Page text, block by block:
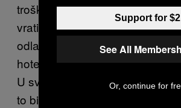
troškove života, kupim neke
vratim dugove. Retki lepi
odlasci na bazen koji je bio na
hotela u centru grada, negde
U svakom slučaju, sad kad
to bilo jedno vrlo interesantno
Support for $2
See All
Or, continue for